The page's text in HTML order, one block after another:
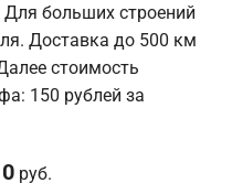
больших строений
Доставка до 500 км
стоимость
150 рублей за
0 руб.